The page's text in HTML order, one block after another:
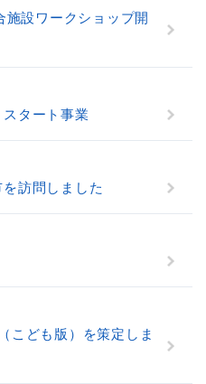
施設ワークショップ開
タート事業
訪問しました
こども版）を策定しま